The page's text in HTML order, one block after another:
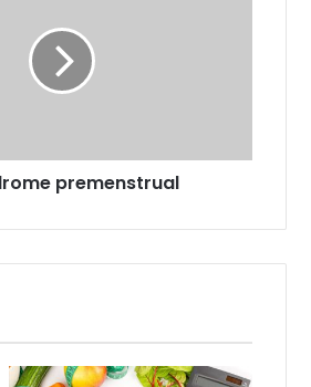
premenstrual